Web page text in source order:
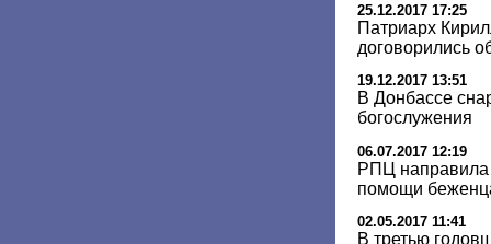
25.12.2017 17:25
Патриарх
договорились
19.12.2017 13:51
В Донбассе
богослужения
06.07.2017 12:19
РПЦ направила
помощи
02.05.2017 11:41
В третью